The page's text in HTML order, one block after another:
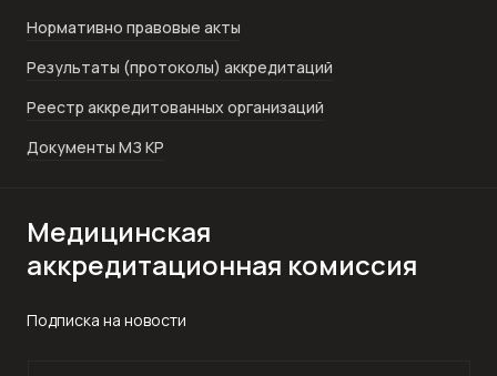
Нормативно правовые акты
Результаты (протоколы) аккредитаций
Реестр аккредитованных организаций
Документы МЗ КР
Медицинская
аккредитационная комиссия
Подписка на новости